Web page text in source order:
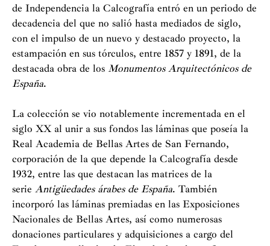
de Independencia la Calcografía entró en un periodo de
decadencia del que no salió hasta mediados de siglo,
con el impulso de un nuevo y destacado proyecto, la
estampación en sus tórculos, entre 1857 y 1891, de la
destacada obra de los Monumentos Arquitectónicos de
España.
La colección se vio notablemente incrementada en el
siglo XX al unir a sus fondos las láminas que poseía la
Real Academia de Bellas Artes de San Fernando,
corporación de la que depende la Calcografía desde
1932, entre las que destacan las matrices de la
serie Antigüedades árabes de España. También
incorporó las láminas premiadas en las Exposiciones
Nacionales de Bellas Artes, así como numerosas
donaciones particulares y adquisiciones a cargo del